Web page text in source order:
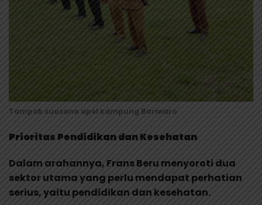
Tampak suasana apel kampung Bariwaro
Prioritas Pendidikan dan Kesehatan
Dalam arahannya, Frans Beru menyoroti dua
sektor utama yang perlu mendapat perhatian
serius, yaitu pendidikan dan kesehatan.